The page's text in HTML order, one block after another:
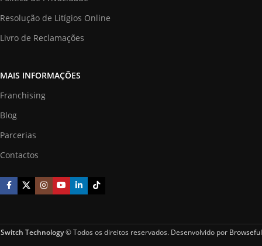
Resolução de Litígios Online
Livro de Reclamações
MAIS INFORMAÇÕES
Franchising
Blog
Parcerias
Contactos
Switch Technology© Todos os direitos reservados. Desenvolvido por Browseful